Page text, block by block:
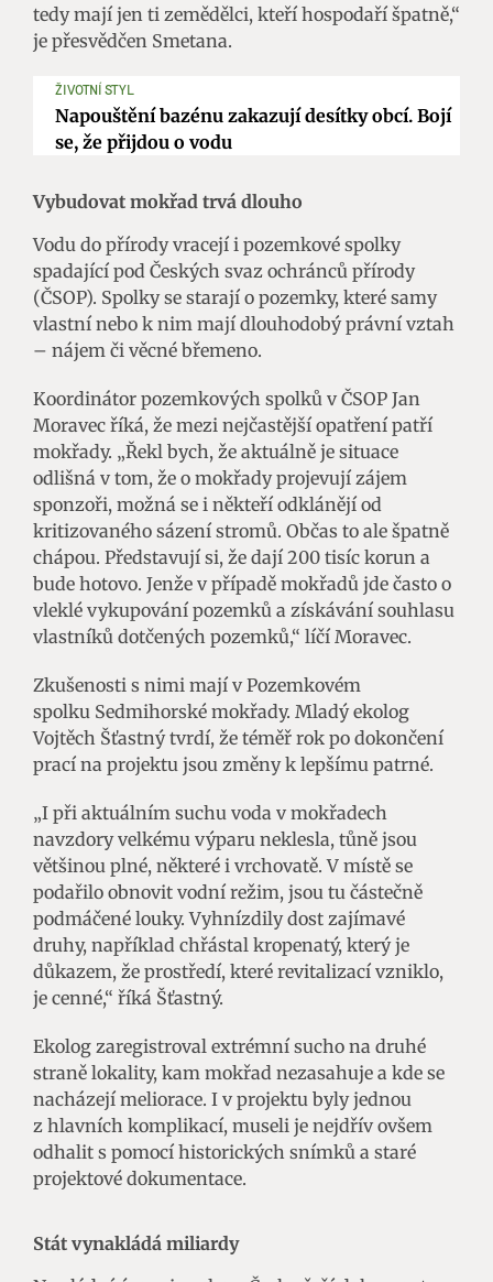
tedy mají jen ti zemědělci, kteří hospodaří špatně,“
je přesvědčen Smetana.
ŽIVOTNÍ STYL
Napouštění bazénu zakazují desítky obcí. Bojí
se, že přijdou o vodu
Vybudovat mokřad trvá dlouho
Vodu do přírody vracejí i pozemkové spolky
spadající pod Českých svaz ochránců přírody
(ČSOP). Spolky se starají o pozemky, které samy
vlastní nebo k nim mají dlouhodobý právní vztah
– nájem či věcné břemeno.
Koordinátor pozemkových spolků v ČSOP Jan
Moravec říká, že mezi nejčastější opatření patří
mokřady. „Řekl bych, že aktuálně je situace
odlišná v tom, že o mokřady projevují zájem
sponzoři, možná se i někteří odklánějí od
kritizovaného sázení stromů. Občas to ale špatně
chápou. Představují si, že dají 200 tisíc korun a
bude hotovo. Jenže v případě mokřadů jde často o
vleklé vykupování pozemků a získávání souhlasu
vlastníků dotčených pozemků,“ líčí Moravec.
Zkušenosti s nimi mají v Pozemkovém
spolku Sedmihorské mokřady. Mladý ekolog
Vojtěch Šťastný tvrdí, že téměř rok po dokončení
prací na projektu jsou změny k lepšímu patrné.
„I při aktuálním suchu voda v mokřadech
navzdory velkému výparu neklesla, tůně jsou
většinou plné, některé i vrchovatě. V místě se
podařilo obnovit vodní režim, jsou tu částečně
podmáčené louky. Vyhnízdily dost zajímavé
druhy, například chřástal kropenatý, který je
důkazem, že prostředí, které revitalizací vzniklo,
je cenné,“ říká Šťastný.
Ekolog zaregistroval extrémní sucho na druhé
straně lokality, kam mokřad nezasahuje a kde se
nacházejí meliorace. I v projektu byly jednou
z hlavních komplikací, museli je nejdřív ovšem
odhalit s pomocí historických snímků a staré
projektové dokumentace.
Stát vynakládá miliardy